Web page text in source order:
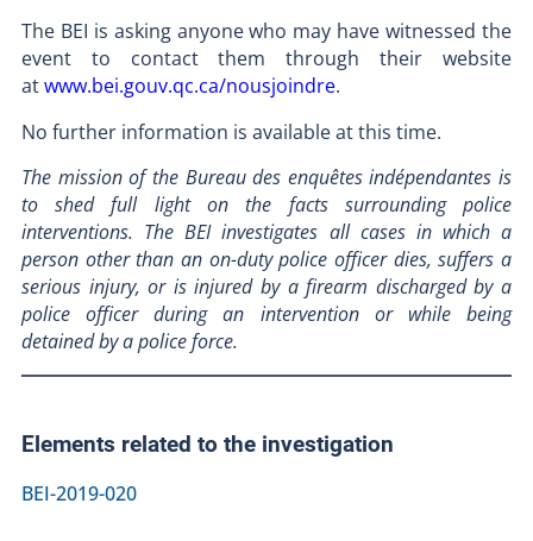
The BEI is asking anyone who may have witnessed the
event to contact them through their website
atwww.bei.gouv.qc.ca/nousjoindre.
No further information is available at this time.
The mission of the Bureau des enquêtes indépendantes is
to shed full light on the facts surrounding police
interventions. The BEI investigates all cases in which a
person other than an on-duty police officer dies, suffers a
serious injury, or is injured by a firearm discharged by a
police officer during an intervention or while being
detained by a police force.
Elements related to the investigation
BEI-2019-020